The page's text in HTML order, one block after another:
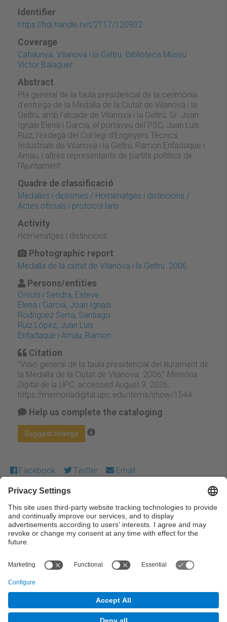
Identifier
https://hdl.handle.net/2117/120932
Coverage
Catalunya. Vilanova i la Geltrú. Biblioteca Museu
Víctor Balaguer
Abstract
Pla general de la taula presidencial de la cerimònia
d'entrega de la Medalla de la Ciutat de Vilanova i la
Geltrú, amb l'alcade de Vilanova i la Geltrú, Sr. Joan
Ignasi Elena i Garcia, el portaveu del PSC, Juan Luis
Ruiz, l'exdegà del Col·legi d'Enginyers Tècnics
Industrials de Vilanova i la Geltrú, Ramon Enfadaque i
Arnau, i altres representants de partits poltítics de
l'Ajuntament.
Quadre de classificació
Medalles i diplomes / Homenatges i distincions /
Actes oficials i protocol·laris
Activity
Homenatges i distincions
Photographic report
Medalla de la ciutat de Vilanova i la Geltrú. 2006
Persons/entities
Orriols i Sendra, Esteve
Elena i Garcia, Joan Ignasi
Rodríguez Serra, Santiago
Ruiz López, Juan Luis
Enfadaque i Arnau, Ramon
Citation
“Visió general de la taula presidencial del lliurament de
la Medalla de la Ciutat de Vilanova. 2006,” Memòria
Digital de la UPC, accessed August 9, 2026,
https://memoriadigital.upc.edu/items/show/1544
Help us complete the cataloging
Suggest change
Facebook Twitter Email
Except where otherwise noted, content on this work is
licensed under a Creative Commons license:Attribution-
NonCommercial-NoDerivs 3.0 Spain